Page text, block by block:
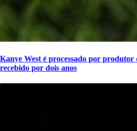
Kanye West é processado por
recebido por dois anos